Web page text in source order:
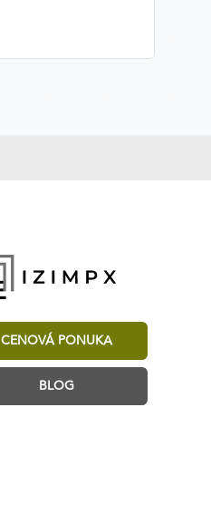
CENOVÁ PONUKA
BLOG